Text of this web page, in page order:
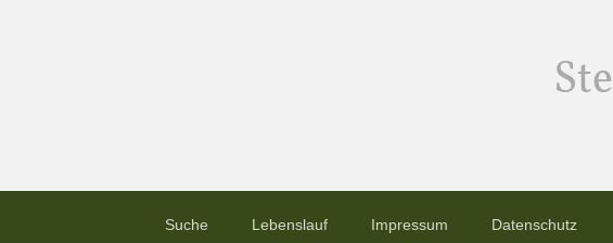
Suche Lebenslauf Impressum Datenschutz